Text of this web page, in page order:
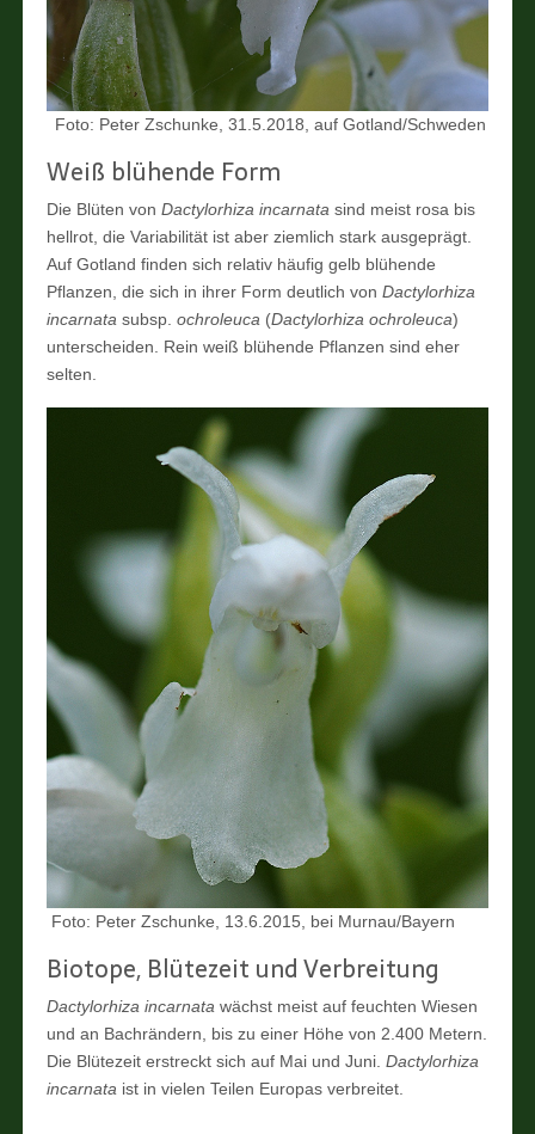
Foto: Peter Zschunke, 31.5.2018, auf Gotland/Schweden
Weiß blühende Form
Die Blüten vonDactylorhiza incarnata sind meist rosa bis
hellrot, die Variabilität ist aber ziemlich stark ausgeprägt.
Auf Gotland finden sich relativ häufig gelb blühende
Pflanzen, die sich in ihrer Form deutlich vonDactylorhiza
incarnata subsp.ochroleuca (Dactylorhiza ochroleuca)
unterscheiden. Rein weiß blühende Pflanzen sind eher
selten.
Foto: Peter Zschunke, 13.6.2015, bei Murnau/Bayern
Biotope, Blütezeit und Verbreitung
Dactylorhiza incarnata wächst meist auf feuchten Wiesen
und an Bachrändern, bis zu einer Höhe von 2.400 Metern.
Die Blütezeit erstreckt sich auf Mai und Juni.Dactylorhiza
incarnata ist in vielen Teilen Europas verbreitet.